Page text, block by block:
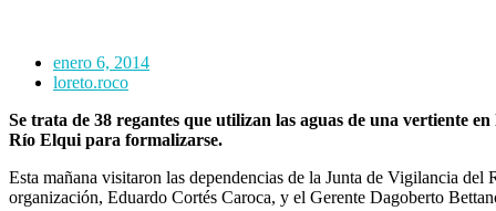
enero 6, 2014
loreto.roco
Se trata de 38 regantes que utilizan las aguas de una vertiente
Río Elqui para formalizarse.
Esta mañana visitaron las dependencias de la Junta de Vigilancia
organización, Eduardo Cortés Caroca, y el Gerente Dagoberto